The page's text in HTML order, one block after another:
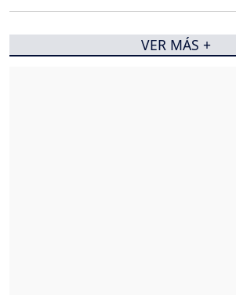
VER MÁS +